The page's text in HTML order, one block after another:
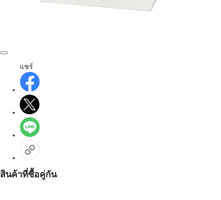
แชร์
สินค้าที่ซื้อคู่กัน